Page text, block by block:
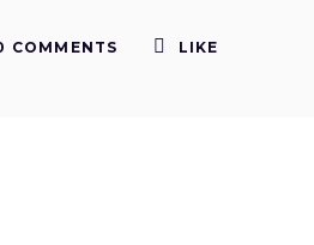
COMMENTS LIKE